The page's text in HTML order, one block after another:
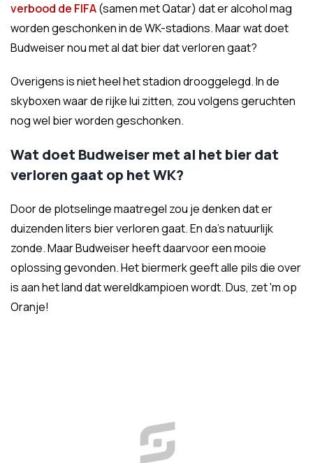
verbood de FIFA(samen met Qatar) dat er alcohol mag
worden geschonken in de WK-stadions. Maar wat doet
Budweiser nou met al dat bier dat verloren gaat?
Overigens is niet heel het stadion drooggelegd. In de
skyboxen waar de rijke lui zitten, zou volgens geruchten
nog wel bier worden geschonken.
Wat doet Budweiser met al het bier dat
verloren gaat op het WK?
Door de plotselinge maatregel zou je denken dat er
duizenden liters bier verloren gaat. En da's natuurlijk
zonde. Maar Budweiser heeft daarvoor een mooie
oplossing gevonden. Het biermerk geeft alle pils die over
is aan het land dat wereldkampioen wordt. Dus, zet 'm op
Oranje!